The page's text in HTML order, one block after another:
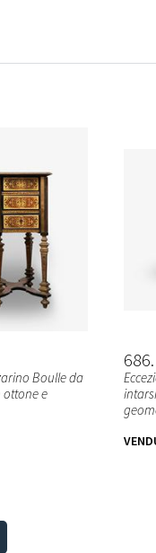
Boulle da
e
686